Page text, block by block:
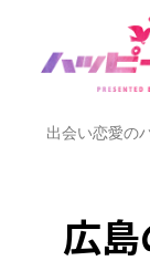
出会い恋愛の
広島